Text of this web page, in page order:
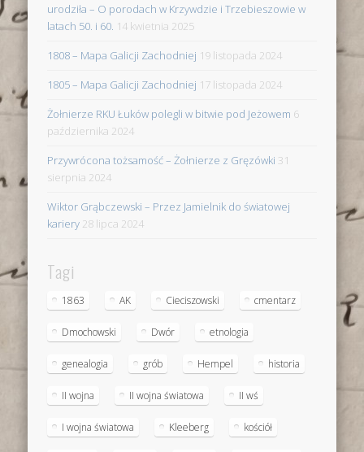
urodziła – O porodach w Krzywdzie i Trzebieszowie w
latach 50. i 60. 14 kwietnia 2025
1808 – Mapa Galicji Zachodniej 19 listopada 2024
1805 – Mapa Galicji Zachodniej 17 listopada 2024
Żołnierze RKU Łuków polegli w bitwie pod Jeżowem 6
października 2024
Przywrócona tożsamość – Żołnierze z Gręzówki 31
sierpnia 2024
Wiktor Grąbczewski – Przez Jamielnik do światowej
kariery 28 lipca 2024
Tagi
1863 AK Cieciszowski cmentarz
Dmochowski Dwór etnologia
genealogia grób Hempel historia
II wojna II wojna światowa II wś
I wojna światowa Kleeberg kościół